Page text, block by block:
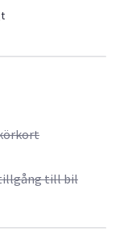
till bil